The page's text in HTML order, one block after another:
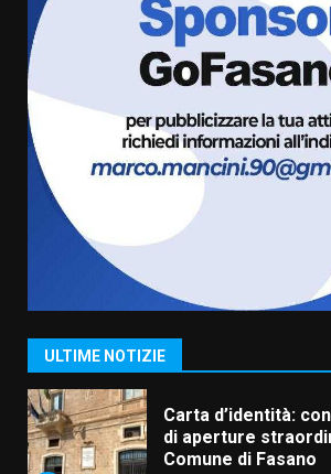
ULTIME NOTIZIE
Serie D, l’Us
dal campionato
5 Agosto 2026 17:30
Truffatori in azione
frazioni fasanesi
5 Agosto 2026 11:03
1
Fasanese ferito a
da fuoco
6 Agosto 2026 18:13
Carta d’identità:
di aperture
Comune di Fasano